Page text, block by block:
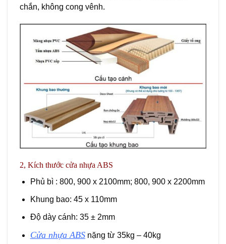
chắn, không cong vênh.
2, Kích thước cửa nhựa ABS
Phủ bì : 800, 900 x 2100mm; 800, 900 x 2200mm
Khung bao: 45 x 110mm
Độ dày cánh: 35 ± 2mm
Cửa nhựa ABSnặng từ 35kg – 40kg